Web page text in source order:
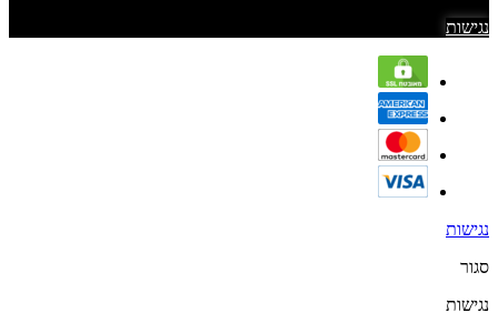
נגישות
נגישות
סגור
נגישות